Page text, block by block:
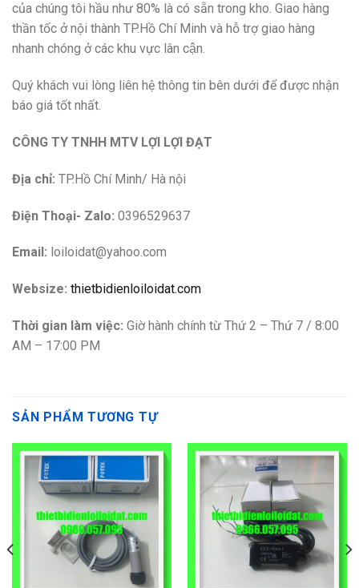
của chúng tôi hầu như 80% là có sẵn trong kho. Giao hàng
thần tốc ở nội thành TP.Hồ Chí Minh và hỗ trợ giao hàng
nhanh chóng ở các khu vực lân cận.
Quý khách vui lòng liên hệ thông tin bên dưới để được nhận
báo giá tốt nhất.
CÔNG TY TNHH MTV LỢI LỢI ĐẠT
Địa chỉ: TP.Hồ Chí Minh/ Hà nội
Điện Thoại- Zalo: 0396529637
Email: loiloidat@yahoo.com
Websize: thietbidienloiloidat.com
Thời gian làm việc: Giờ hành chính từ Thứ 2 – Thứ 7 / 8:00
AM – 17:00 PM
SẢN PHẨM TƯƠNG TỰ